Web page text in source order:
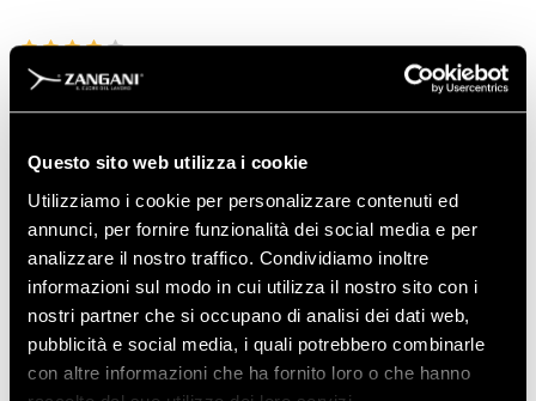
Questo sito web utilizza i cookie
Utilizziamo i cookie per personalizzare contenuti ed
annunci, per fornire funzionalità dei social media e per
analizzare il nostro traffico. Condividiamo inoltre
informazioni sul modo in cui utilizza il nostro sito con i
nostri partner che si occupano di analisi dei dati web,
pubblicità e social media, i quali potrebbero combinarle
con altre informazioni che ha fornito loro o che hanno
ART: 14905
Scarica la Scheda Tecnica
Scarica la Dichiarazione di Conformità